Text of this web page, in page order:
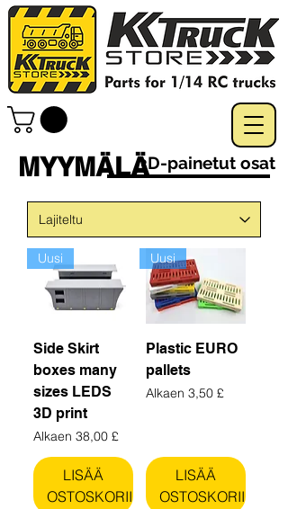
MYYMÄLÄ3D-painetut osat
Uusi
Side Skirt
boxes many
sizes LEDS
3D print
Alkaen 38,00 £
Alehinta
LISÄÄ
OSTOSKORIIN
Uusi
Plastic EURO
pallets
Alkaen 3,50 £
Alehinta
LISÄÄ
OSTOSKORIIN